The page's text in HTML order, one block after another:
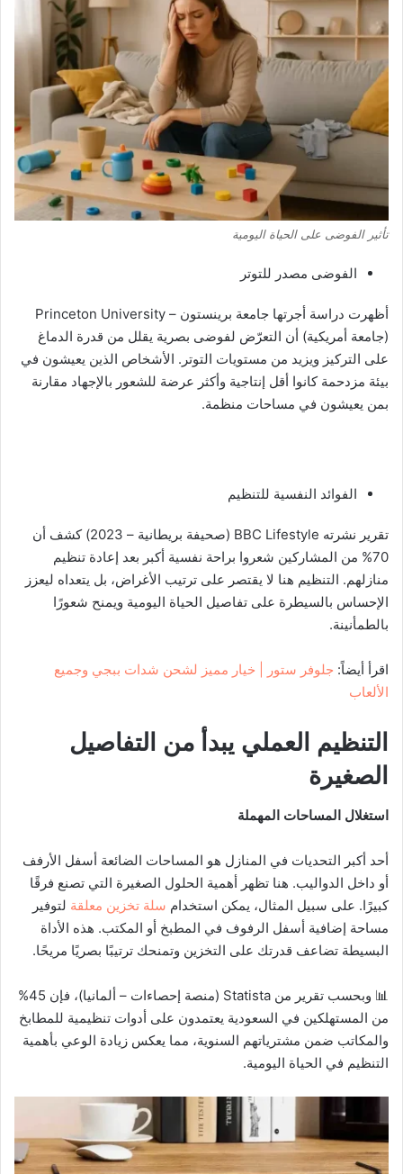
تأثير الفوضى على الحياة اليومية
الفوضى مصدر للتوتر
أظهرت دراسة أجرتها جامعة برينستون – Princeton University
(جامعة أمريكية) أن التعرّض لفوضى بصرية يقلل من قدرة الدماغ
على التركيز ويزيد من مستويات التوتر. الأشخاص الذين يعيشون في
بيئة مزدحمة كانوا أقل إنتاجية وأكثر عرضة للشعور بالإجهاد مقارنة
بمن يعيشون في مساحات منظمة.
الفوائد النفسية للتنظيم
تقرير نشرته BBC Lifestyle (صحيفة بريطانية – 2023) كشف أن
70% من المشاركين شعروا براحة نفسية أكبر بعد إعادة تنظيم
منازلهم. التنظيم هنا لا يقتصر على ترتيب الأغراض، بل يتعداه ليعزز
الإحساس بالسيطرة على تفاصيل الحياة اليومية ويمنح شعورًا
بالطمأنينة.
اقرأ أيضاً: جلوفر ستور | خيار مميز لشحن شدات ببجي وجميع
الألعاب
التنظيم العملي يبدأ من التفاصيل
الصغيرة
استغلال المساحات المهملة
أحد أكبر التحديات في المنازل هو المساحات الضائعة أسفل الأرفف
أو داخل الدواليب. هنا تظهر أهمية الحلول الصغيرة التي تصنع فرقًا
كبيرًا. على سبيل المثال، يمكن استخدام سلة تخزين معلقة لتوفير
مساحة إضافية أسفل الرفوف في المطبخ أو المكتب. هذه الأداة
البسيطة تضاعف قدرتك على التخزين وتمنحك ترتيبًا بصريًا مريحًا.
📊 وبحسب تقرير من Statista (منصة إحصاءات – ألمانيا)، فإن 45%
من المستهلكين في السعودية يعتمدون على أدوات تنظيمية للمطابخ
والمكاتب ضمن مشترياتهم السنوية، مما يعكس زيادة الوعي بأهمية
التنظيم في الحياة اليومية.